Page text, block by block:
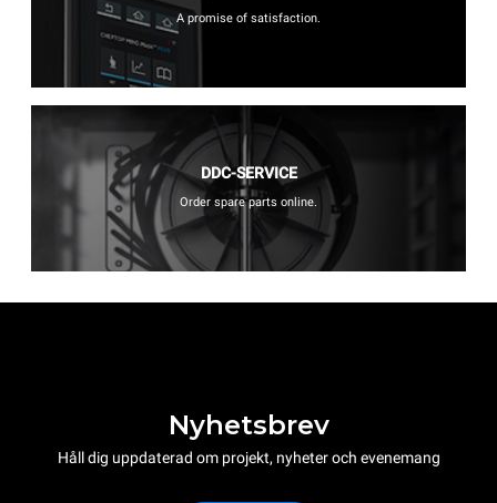
A promise of satisfaction.
DDC-SERVICE
Order spare parts online.
Nyhetsbrev
Håll dig uppdaterad om projekt, nyheter och evenemang